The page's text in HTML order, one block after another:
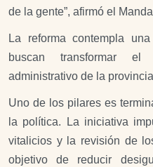
de la gente”, afirmó el
La reforma contempla
buscan transformar el
administrativo de la
Uno de los pilares es
la política. La iniciativa
vitalicios y la revisión de
objetivo de reducir